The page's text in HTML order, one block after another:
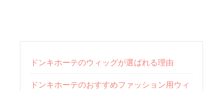
ドンキホーテのウィッグが選ばれる理由
ドンキホーテのおすすめファッション用ウィ